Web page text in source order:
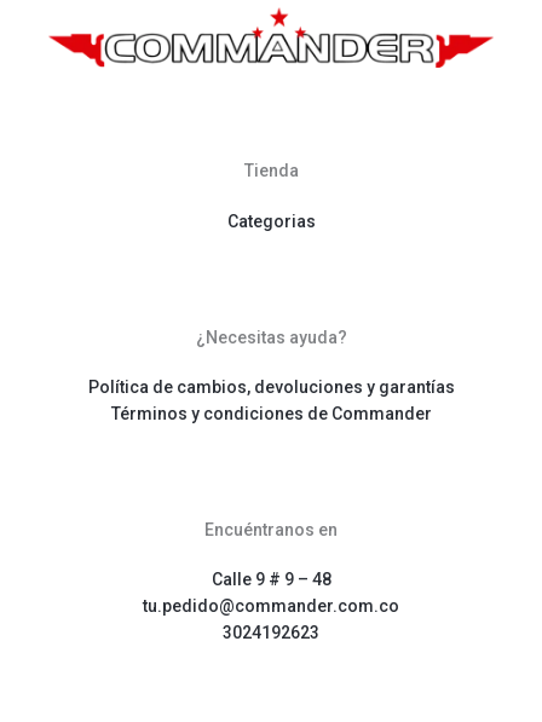
Tienda
Categorias
¿Necesitas ayuda?
Política de cambios, devoluciones y garantías
Términos y condiciones de Commander
Encuéntranos en
Calle 9 # 9 – 48
tu.pedido@commander.com.co
3024192623